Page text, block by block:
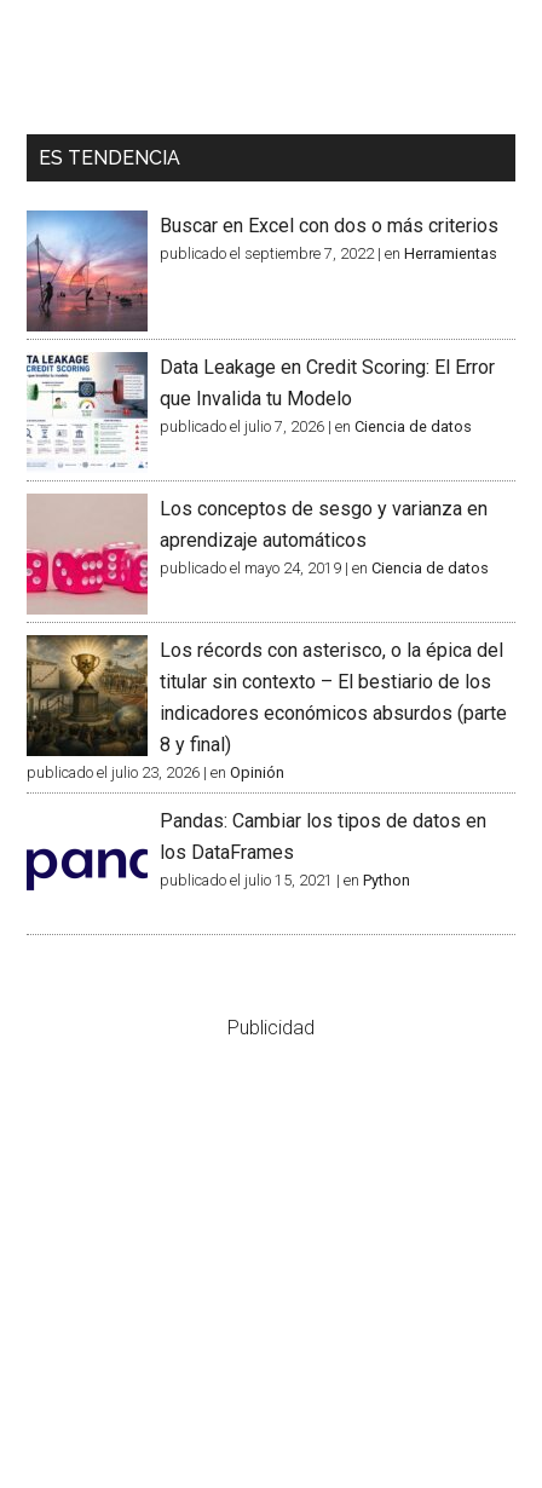
ES TENDENCIA
Buscar en Excel con dos o más criterios
publicado el septiembre 7, 2022 |enHerramientas
Data Leakage en Credit Scoring: El Error
que Invalida tu Modelo
publicado el julio 7, 2026 |enCiencia de datos
Los conceptos de sesgo y varianza en
aprendizaje automáticos
publicado el mayo 24, 2019 |enCiencia de datos
Los récords con asterisco, o la épica del
titular sin contexto – El bestiario de los
indicadores económicos absurdos (parte
8 y final)
publicado el julio 23, 2026 |enOpinión
Pandas: Cambiar los tipos de datos en
los DataFrames
publicado el julio 15, 2021 |enPython
Publicidad